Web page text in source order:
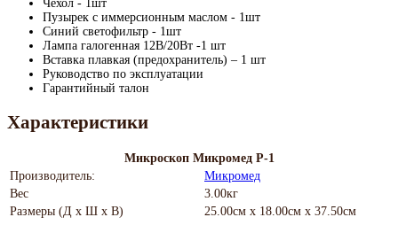
Чехол - 1шт
Пузырек с иммерсионным маслом - 1шт
Синий светофильтр - 1шт
Лампа галогенная 12В/20Вт -1 шт
Вставка плавкая (предохранитель) – 1 шт
Руководство по эксплуатации
Гарантийный талон
Характеристики
Микроскоп Микромед Р-1
Производитель:
Микромед
Вес
3.00кг
Размеры (Д х Ш х В)
25.00см x 18.00см x 37.50см